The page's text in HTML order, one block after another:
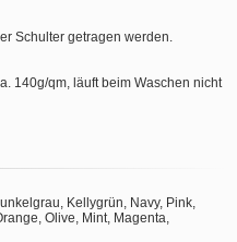
Schulter getragen werden.
140g/qm, läuft beim Waschen nicht
Kellygrün, Navy, Pink,
Olive, Mint, Magenta,